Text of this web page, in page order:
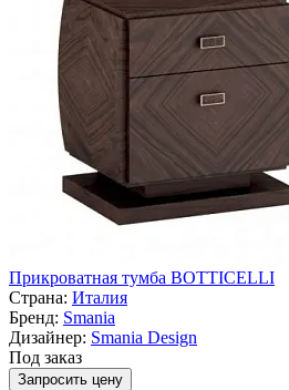
Прикроватная тумба BOTTICELLI
Страна: Италия
Бренд: Smania
Дизайнер: Smania Design
Под заказ
Запросить цену